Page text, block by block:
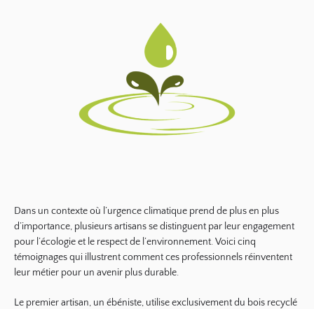
Dans un contexte où l’urgence climatique prend de plus en plus
d’importance, plusieurs artisans se distinguent par leur engagement
pour l’écologieet le respect de l’environnement. Voici cinq
témoignages qui illustrent comment ces professionnels réinventent
leur métier pour un avenir plus durable.
Le premier artisan, un ébéniste, utilise exclusivement du bois recyclé